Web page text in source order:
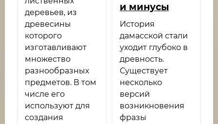
деревьев, из
древесины
которого
изготавливают
множество
разнообразных
предметов. В том
числе его
используют для
создания
и минусы
История
дамасской стали
уходит глубоко в
древность.
Существует
несколько
версий
возникновения
фразы